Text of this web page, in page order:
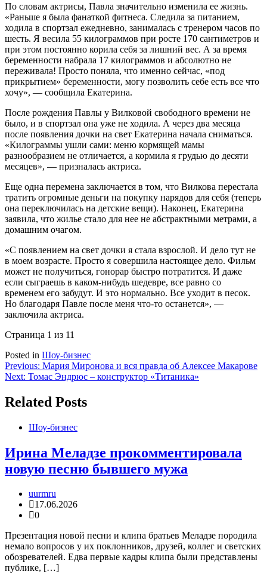
По словам актрисы, Павла значительно изменила ее жизнь.
«Раньше я была фанаткой фитнеса. Следила за питанием,
ходила в спортзал ежедневно, занималась с тренером часов по
шесть. Я весила 55 килограммов при росте 170 сантиметров и
при этом постоянно корила себя за лишний вес. А за время
беременности набрала 17 килограммов и абсолютно не
переживала! Просто поняла, что именно сейчас, «под
прикрытием» беременности, могу позволить себе есть все что
хочу», — сообщила Екатерина.
После рождения Павлы у Вилковой свободного времени не
было, и в спортзал она уже не ходила. А через два месяца
после появления дочки на свет Екатерина начала сниматься.
«Килограммы ушли сами: меню кормящей мамы
разнообразием не отличается, а кормила я грудью до десяти
месяцев», — призналась актриса.
Еще одна перемена заключается в том, что Вилкова перестала
тратить огромные деньги на покупку нарядов для себя (теперь
она переключилась на детские вещи). Наконец, Екатерина
заявила, что жилье стало для нее не абстрактными метрами, а
домашним очагом.
«С появлением на свет дочки я стала взрослой. И дело тут не
в моем возрасте. Просто я совершила настоящее дело. Фильм
может не получиться, гонорар быстро потратится. И даже
если сыграешь в каком-нибудь шедевре, все равно со
временем его забудут. И это нормально. Все уходит в песок.
Но благодаря Павле после меня что-то останется», —
заключила актриса.
Страница 1 из 11
Posted in Шоу-бизнес
Навигация
по
записям
Previous: Мария Миронова и вся правда об Алексее Макарове
Next: Томас Эндрюс – конструктор «Титаника»
Related Posts
Шоу-бизнес
Ирина Меладзе прокомментировала
новую песню бывшего мужа
uurmru
17.06.2026
0
Презентация новой песни и клипа братьев Меладзе породила
немало вопросов у их поклонников, друзей, коллег и светских
обозревателей. Едва первые кадры клипа были представлены
публике, […]